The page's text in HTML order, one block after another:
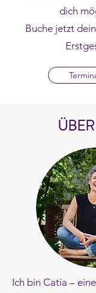
dich
Buche jetzt
Ich bin Catia –